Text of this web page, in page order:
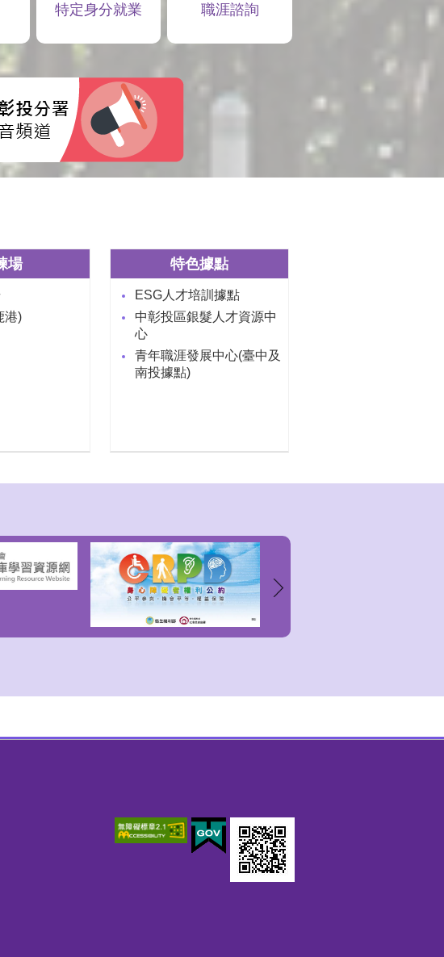
特定身分就業 職涯諮詢
場
港)
特色據點
ESG人才培訓據點
中彰投區銀髮人才資源中
心
青年職涯發展中心(臺中及
南投據點)